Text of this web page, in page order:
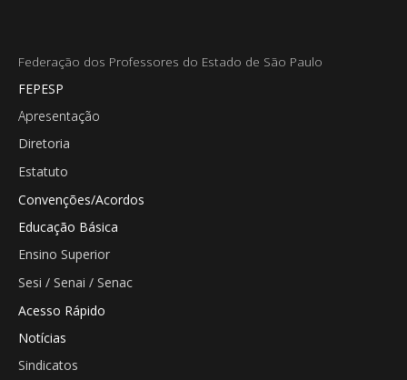
Federação dos Professores do Estado de São Paulo
FEPESP
Apresentação
Diretoria
Estatuto
Convenções/Acordos
Educação Básica
Ensino Superior
Sesi / Senai / Senac
Acesso Rápido
Notícias
Sindicatos